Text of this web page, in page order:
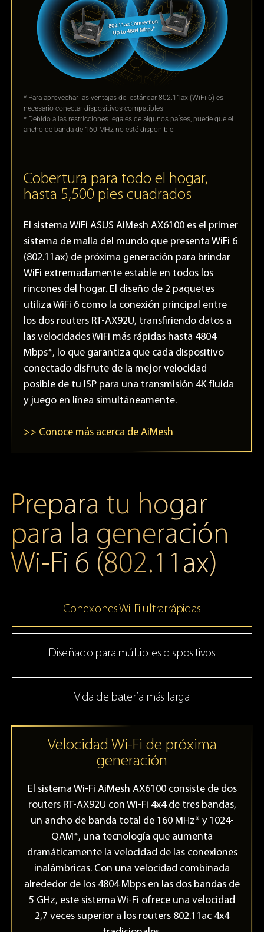
* Para aprovechar las ventajas del estándar 802.11ax (WiFi 6) es
necesario conectar dispositivos compatibles
* Debido a las restricciones legales de algunos países, puede que el
ancho de banda de 160 MHz no esté disponible.
Cobertura para todo el hogar,
hasta 5,500 pies cuadrados
El sistema WiFi ASUS AiMesh AX6100 es el primer
sistema de malla del mundo que presenta WiFi 6
(802.11ax) de próxima generación para brindar
WiFi extremadamente estable en todos los
rincones del hogar. El diseño de 2 paquetes
utiliza WiFi 6 como la conexión principal entre
los dos routers RT-AX92U, transfiriendo datos a
las velocidades WiFi más rápidas hasta 4804
Mbps*, lo que garantiza que cada dispositivo
conectado disfrute de la mejor velocidad
posible de tu ISP para una transmisión 4K fluida
y juego en línea simultáneamente.
>> Conoce más acerca de AiMesh
Prepara tu hogar
para la generación
Wi-Fi 6 (802.11ax)
Conexiones Wi-Fi ultrarrápidas
Diseñado para múltiples dispositivos
Vida de batería más larga
Velocidad Wi-Fi de próxima
generación
El sistema Wi-Fi AiMesh AX6100 consiste de dos
routers RT-AX92U con Wi-Fi 4x4 de tres bandas,
un ancho de banda total de 160 MHz* y 1024-
QAM*, una tecnología que aumenta
dramáticamente la velocidad de las conexiones
inalámbricas. Con una velocidad combinada
alrededor de los 4804 Mbps en las dos bandas de
5 GHz, este sistema Wi-Fi ofrece una velocidad
2,7 veces superior a los routers 802.11ac 4x4